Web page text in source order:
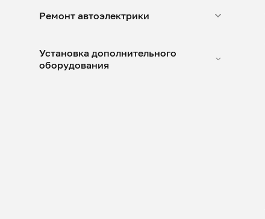
Ремонт автоэлектрики
Установка дополнительного
оборудования